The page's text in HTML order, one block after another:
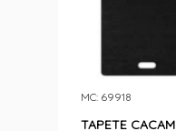
TAPETE
MC: 69918